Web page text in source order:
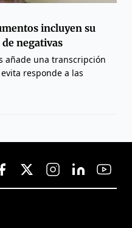
incluyen su
negativas
añade una transcripción
responde a las